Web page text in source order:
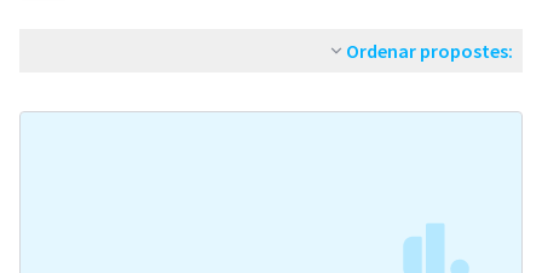
Ordenar propostes: